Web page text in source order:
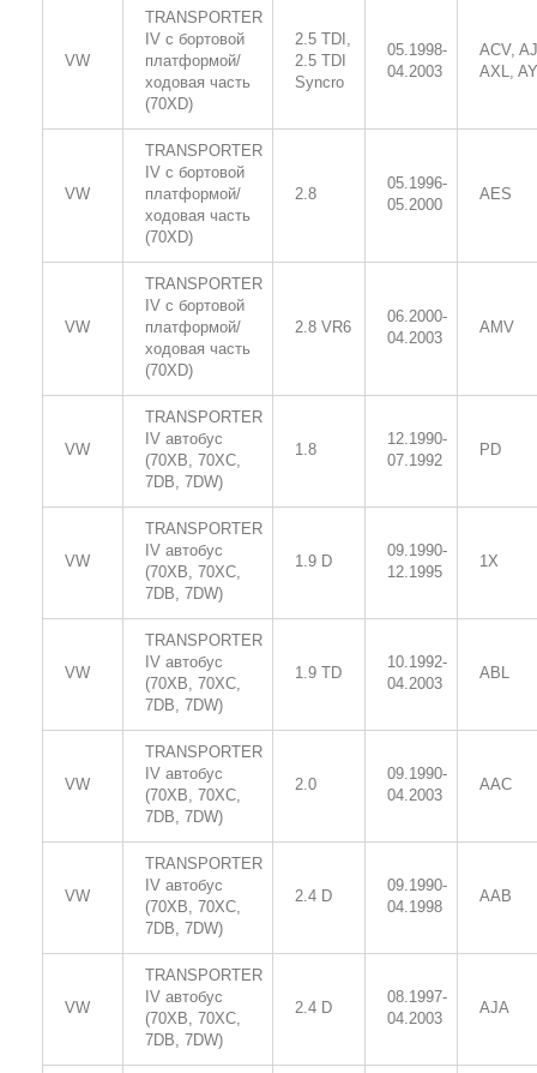
VW
TRANSPORTER
IV c бортовой
платформой/
ходовая часть
(70XD)
2.5 TDI,
2.5 TDI
Syncro
05.1998-
04.2003
ACV,
AXL,
VW
TRANSPORTER
IV c бортовой
платформой/
ходовая часть
(70XD)
2.8
05.1996-
05.2000
AES
VW
TRANSPORTER
IV c бортовой
платформой/
ходовая часть
(70XD)
2.8 VR6
06.2000-
04.2003
AMV
VW
TRANSPORTER
IV автобус
(70XB, 70XC,
7DB, 7DW)
1.8
12.1990-
07.1992
PD
VW
TRANSPORTER
IV автобус
(70XB, 70XC,
7DB, 7DW)
1.9 D
09.1990-
12.1995
1X
VW
TRANSPORTER
IV автобус
(70XB, 70XC,
7DB, 7DW)
1.9 TD
10.1992-
04.2003
ABL
VW
TRANSPORTER
IV автобус
(70XB, 70XC,
7DB, 7DW)
2.0
09.1990-
04.2003
AAC
VW
TRANSPORTER
IV автобус
(70XB, 70XC,
7DB, 7DW)
2.4 D
09.1990-
04.1998
AAB
VW
TRANSPORTER
IV автобус
(70XB, 70XC,
7DB, 7DW)
2.4 D
08.1997-
04.2003
AJA